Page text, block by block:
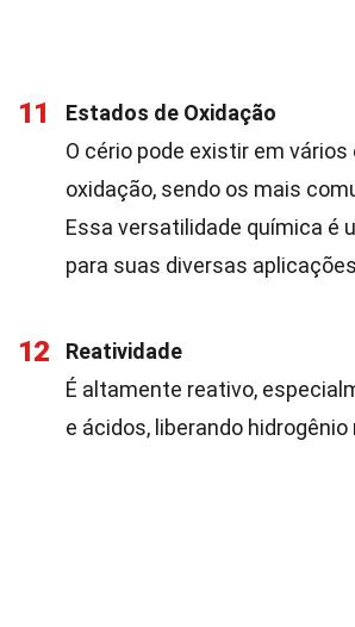
11
Estados de Oxidação
O cério pode existir em
oxidação, sendo os mais
Essa versatilidade química é
para suas diversas
12
Reatividade
É altamente reativo,
e ácidos, liberando